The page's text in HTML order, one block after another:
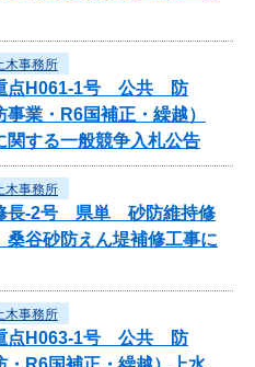
木事務所
重点H061-1号 公共 防
業・R6国補正・繰越）
関する一般競争入札公告
木事務所
長‐2号 県単 砂防維持修
谷砂防えん堤補修工事に
木事務所
重点H063-1号 公共 防